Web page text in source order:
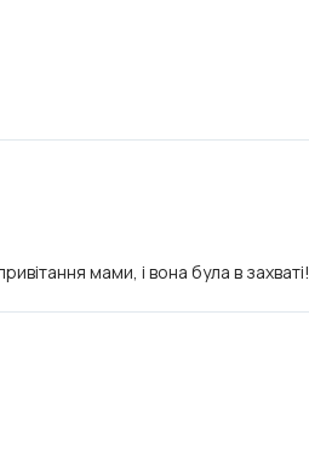
мами, і вона була в захваті!